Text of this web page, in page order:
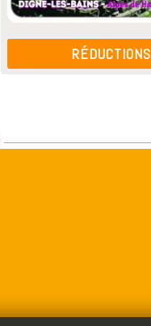
RÉDUCTIONS